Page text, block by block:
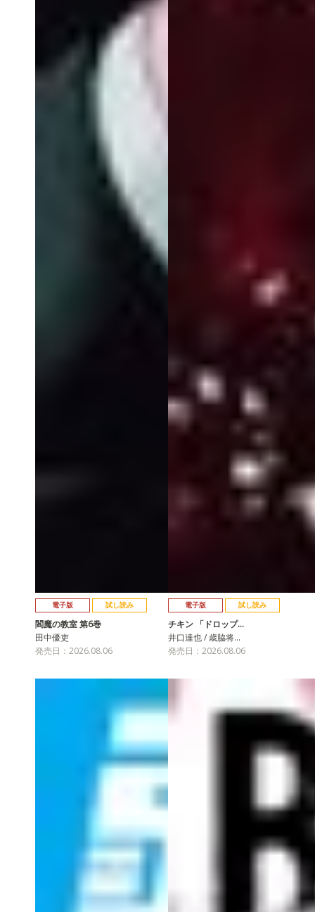
電子版 試し読み
閻魔の教室 第6巻
田中優吏
発売日：2026.08.06
電子版 試し読み
チキン 「ドロップ…
井口達也 / 歳脇将…
発売日：2026.08.06